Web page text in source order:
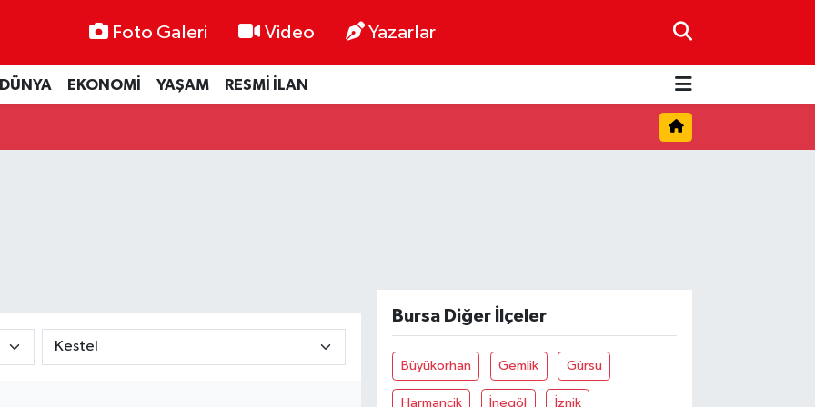
Foto Galeri Video Yazarlar
DÜNYA EKONOMİ YAŞAM RESMİ İLAN
Bursa Diğer İlçeler
Büyükorhan Gemlik Gürsu
Harmancik İnegöl İznik